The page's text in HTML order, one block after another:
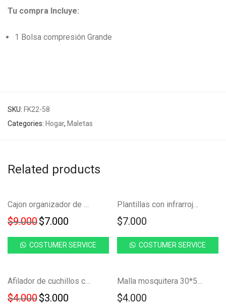
Tu compra Incluye:
1 Bolsa compresión Grande
SKU: FK22-58
Categories: Hogar, Maletas
Related products
22%
Cajon organizador de mesa soporte de escritorio FK23C-28
$9.000Original price was: $9.000.
$7.000 Current price is: $7.000.
COSTUMER SERVICE
NUEVO!
Plantillas con infrarrojo transpirables circulación pies FK23C-7
$7.000
COSTUMER SERVICE
25%
Afilador de cuchillos con ventosa antideslizante FK23C-21
$4.000Original price was: $4.000.
$3.000 Current price is: $3.000.
Malla mosquitera 30*50 cortina para ventana FK23C-43
$4.000